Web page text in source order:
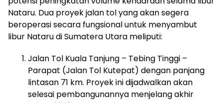
Nataru. Dua proyek jalan tol yang akan segera
beroperasi secara fungsional untuk menyambut
libur Nataru di Sumatera Utara meliputi:
Jalan Tol Kuala Tanjung – Tebing Tinggi –
Parapat (Jalan Tol Kutepat) dengan panjang
lintasan 71 km. Proyek ini dijadwalkan akan
selesai pembangunannya menjelang akhir